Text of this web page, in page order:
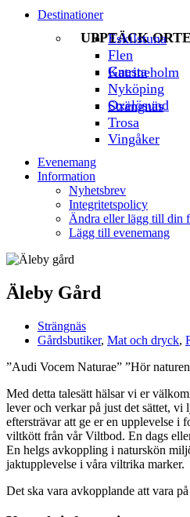
Destinationer
UPPTÄCK
Eskilstuna
Flen
Gnesta
Katrineholm
Nyköping
Oxelösund
Strängnäs
Trosa
Vingåker
Evenemang
Information
Nyhetsbrev
Integritetspolicy
Ändra eller lägg till din
Lägg till evenemang
Äleby Gård
Strängnäs
Gårdsbutiker, Mat och dryck,
”Audi Vocem Naturae” ”Hör
Med detta talesätt hälsar vi er
lever och verkar på just det sättet, vi
eftersträvar att ge er en upplevelse i
viltkött från vår Viltbod. En dags
En helgs avkoppling i naturskön
jaktupplevelse i våra viltrika marker.
Det ska vara avkopplande att vara